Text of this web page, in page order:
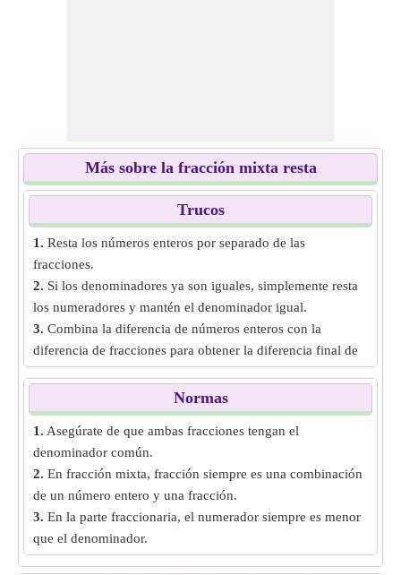
Más sobre la fracción mixta resta
Trucos
1. Resta los números enteros por separado de las
fracciones.
2. Si los denominadores ya son iguales, simplemente resta
los numeradores y mantén el denominador igual.
3. Combina la diferencia de números enteros con la
diferencia de fracciones para obtener la diferencia final de
números mixtos.
Normas
1. Asegúrate de que ambas fracciones tengan el
denominador común.
2. En fracción mixta, fracción siempre es una combinación
de un número entero y una fracción.
3. En la parte fraccionaria, el numerador siempre es menor
que el denominador.